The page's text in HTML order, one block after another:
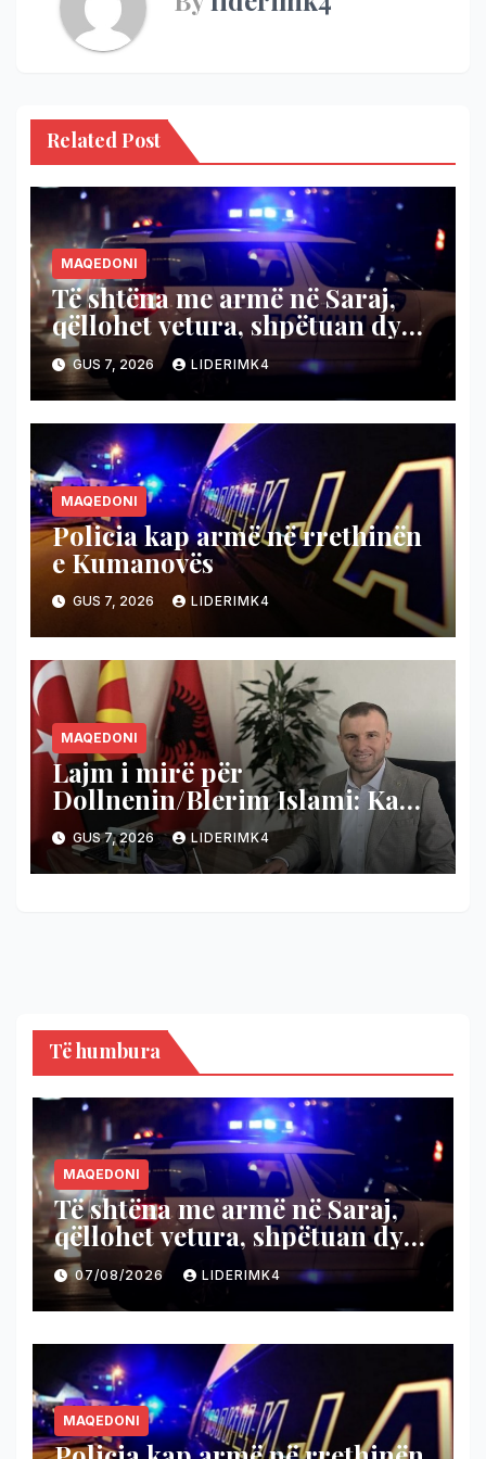
Related Post
MAQEDONI
Të shtëna me armë në Saraj,
qëllohet vetura, shpëtuan dy
persona
GUS 7, 2026 LIDERIMK4
MAQEDONI
Policia kap armë në rrethinën
e Kumanovës
GUS 7, 2026 LIDERIMK4
MAQEDONI
Lajm i mirë për
Dollnenin/Blerim Islami: Ka
nisur projekti i shumëpritur
për rrugën Cërnilishtë–
Ropotovë
GUS 7, 2026 LIDERIMK4
Të humbura
MAQEDONI
Të shtëna me armë në Saraj,
qëllohet vetura, shpëtuan dy
persona
07/08/2026 LIDERIMK4
MAQEDONI